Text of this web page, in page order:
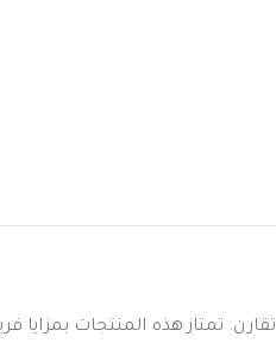
تمتاز هذه المنتجات بمزايا